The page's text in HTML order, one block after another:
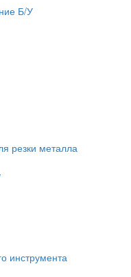
Б/У
резки металла
инструмента